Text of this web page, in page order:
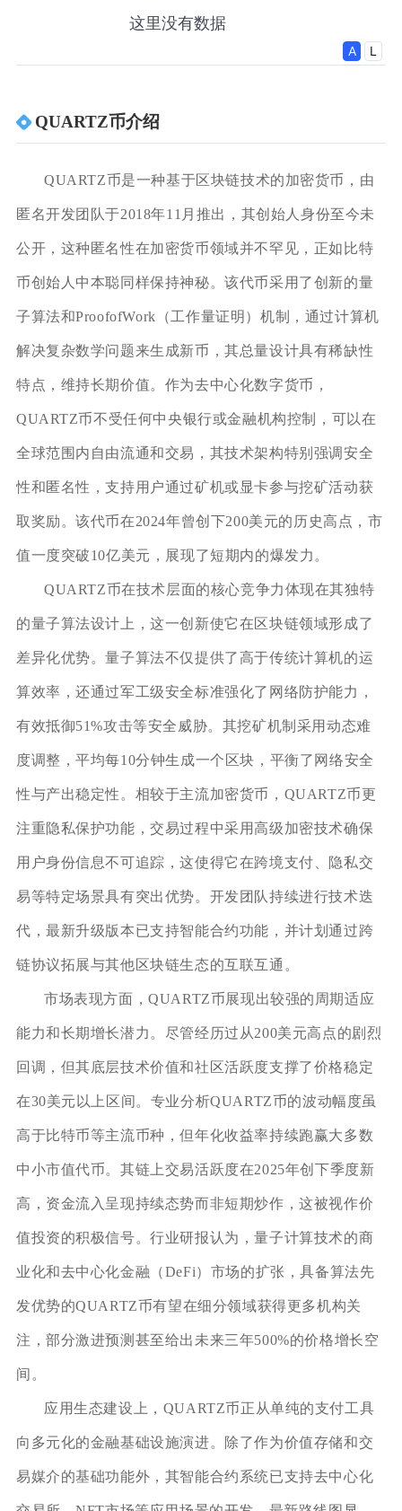
QUARTZ币介绍
QUARTZ币是一种基于区块链技术的加密货币，由
匿名开发团队于2018年11月推出，其创始人身份至今未
公开，这种匿名性在加密货币领域并不罕见，正如比特
币创始人中本聪同样保持神秘。该代币采用了创新的量
子算法和ProofofWork（工作量证明）机制，通过计算机
解决复杂数学问题来生成新币，其总量设计具有稀缺性
特点，维持长期价值。作为去中心化数字货币，
QUARTZ币不受任何中央银行或金融机构控制，可以在
全球范围内自由流通和交易，其技术架构特别强调安全
性和匿名性，支持用户通过矿机或显卡参与挖矿活动获
取奖励。该代币在2024年曾创下200美元的历史高点，市
值一度突破10亿美元，展现了短期内的爆发力。
QUARTZ币在技术层面的核心竞争力体现在其独特
的量子算法设计上，这一创新使它在区块链领域形成了
差异化优势。量子算法不仅提供了高于传统计算机的运
算效率，还通过军工级安全标准强化了网络防护能力，
有效抵御51%攻击等安全威胁。其挖矿机制采用动态难
度调整，平均每10分钟生成一个区块，平衡了网络安全
性与产出稳定性。相较于主流加密货币，QUARTZ币更
注重隐私保护功能，交易过程中采用高级加密技术确保
用户身份信息不可追踪，这使得它在跨境支付、隐私交
易等特定场景具有突出优势。开发团队持续进行技术迭
代，最新升级版本已支持智能合约功能，并计划通过跨
链协议拓展与其他区块链生态的互联互通。
市场表现方面，QUARTZ币展现出较强的周期适应
能力和长期增长潜力。尽管经历过从200美元高点的剧烈
回调，但其底层技术价值和社区活跃度支撑了价格稳定
在30美元以上区间。专业分析QUARTZ币的波动幅度虽
高于比特币等主流币种，但年化收益率持续跑赢大多数
中小市值代币。其链上交易活跃度在2025年创下季度新
高，资金流入呈现持续态势而非短期炒作，这被视作价
值投资的积极信号。行业研报认为，量子计算技术的商
业化和去中心化金融（DeFi）市场的扩张，具备算法先
发优势的QUARTZ币有望在细分领域获得更多机构关
注，部分激进预测甚至给出未来三年500%的价格增长空
间。
应用生态建设上，QUARTZ币正从单纯的支付工具
向多元化的金融基础设施演进。除了作为价值存储和交
易媒介的基础功能外，其智能合约系统已支持去中心化